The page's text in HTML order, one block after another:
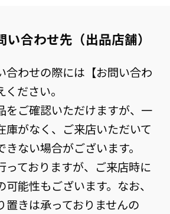
い合わせ先（出品店舗）
合わせの際には【お問い合わ
ださい。
をご確認いただけますが、一
庫がなく、ご来店いただいて
ない場合がございます。
っておりますが、ご来店時に
能性もございます。なお、
置きは承っておりませんの